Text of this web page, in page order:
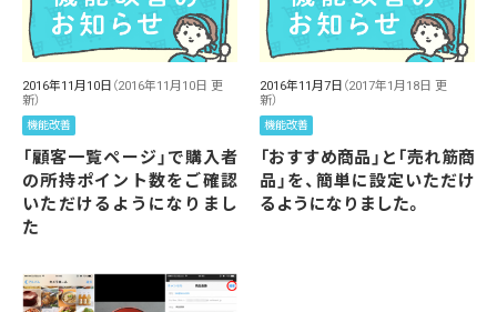
2016年11月10日 （2016年11月10日 更
新）
機能改善
「顧客一覧ページ」で購入者
の所持ポイント数をご確認
いただけるようになりまし
た
2016年11月7日 （2017年1月18日 更
新）
機能改善
「おすすめ商品」と「売れ筋商
品」を、簡単に設定いただけ
るようになりました。